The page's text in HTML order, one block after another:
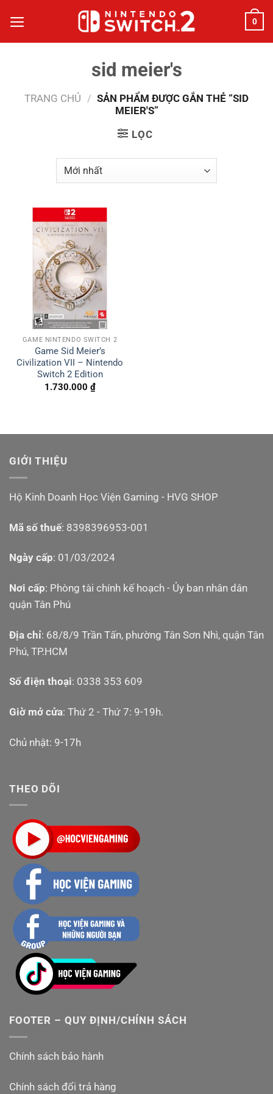
qua
nội
0
sid meier's
TRANG CHỦ / SẢN PHẨM ĐƯỢC GẮN THẺ “SID
MEIER'S”
LỌC
GAME NINTENDO SWITCH 2
Game Sid Meier’s
Civilization VII – Nintendo
Switch 2 Edition
1.730.000 ₫
GIỚI THIỆU
Hộ Kinh Doanh Học Viện Gaming - HVG SHOP
Mã số thuế: 8398396953-001
Ngày cấp: 01/03/2024
Nơi cấp: Phòng tài chính kế hoạch - Ủy ban nhân dân
quận Tân Phú
Địa chỉ: 68/8/9 Trần Tấn, phường Tân Sơn Nhì, quận Tân
Phú, TP.HCM
Số điện thoại: 0338 353 609
Giờ mở cửa: Thứ 2 - Thứ 7: 9-19h.
Chủ nhật: 9-17h
THEO DÕI
FOOTER – QUY ĐỊNH/CHÍNH SÁCH
Chính sách bảo hành
Chính sách đổi trả hàng